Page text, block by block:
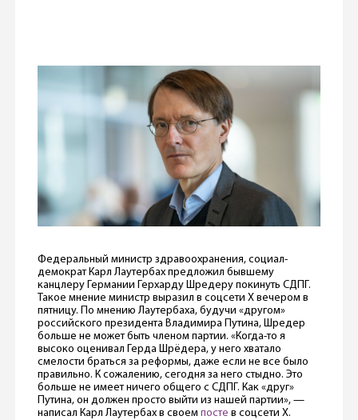
Федеральный министр здравоохранения, социал-
демократ Карл Лаутербах предложил бывшему
канцлеру Германии Герхарду Шредеру покинуть СДПГ.
Такое мнение министр выразил в соцсети Х вечером в
пятницу. По мнению Лаутербаха, будучи «другом»
российского президента Владимира Путина, Шредер
больше не может быть членом партии. «Когда-то я
высоко оценивал Герда Шрёдера, у него хватало
смелости браться за реформы, даже если не все было
правильно. К сожалению, сегодня за него стыдно. Это
больше не имеет ничего общего с СДПГ. Как «друг»
Путина, он должен просто выйти из нашей партии», —
написал Карл Лаутербах в своем посте в соцсети X.